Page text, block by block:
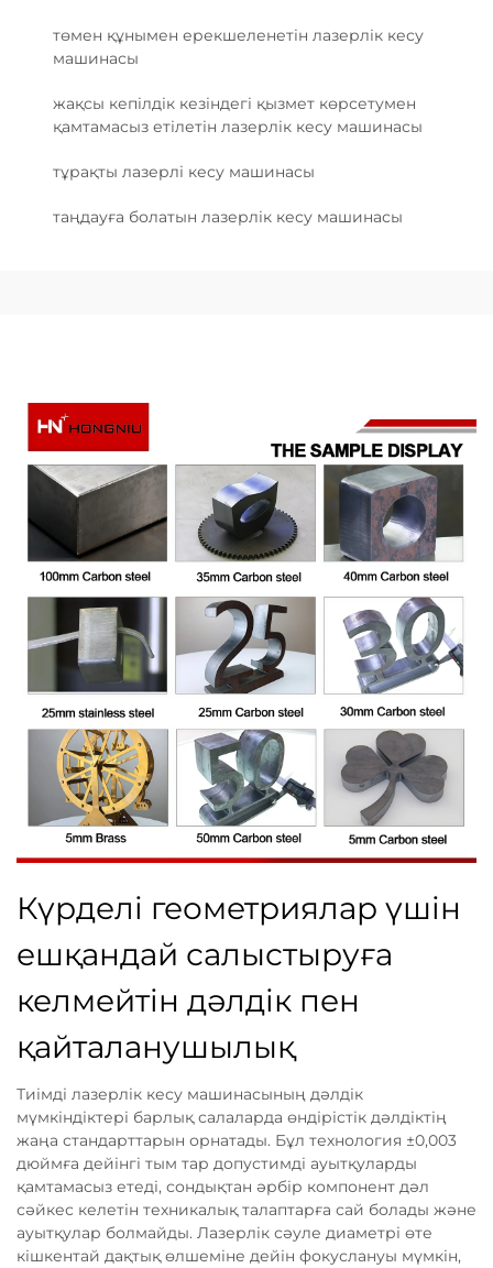
төмен құнымен ерекшеленетін лазерлік кесу
машинасы
жақсы кепілдік кезіндегі қызмет көрсетумен
қамтамасыз етілетін лазерлік кесу машинасы
тұрақты лазерлі кесу машинасы
таңдауға болатын лазерлік кесу машинасы
Күрделі геометриялар үшін
ешқандай салыстыруға
келмейтін дәлдік пен
қайталанушылық
Тиімді лазерлік кесу машинасының дәлдік
мүмкіндіктері барлық салаларда өндірістік дәлдіктің
жаңа стандарттарын орнатады. Бұл технология ±0,003
дюймға дейінгі тым тар допустимді ауытқуларды
қамтамасыз етеді, сондықтан әрбір компонент дәл
сәйкес келетін техникалық талаптарға сай болады және
ауытқулар болмайды. Лазерлік сәуле диаметрі өте
кішкентай дақтық өлшеміне дейін фокуслануы мүмкін,